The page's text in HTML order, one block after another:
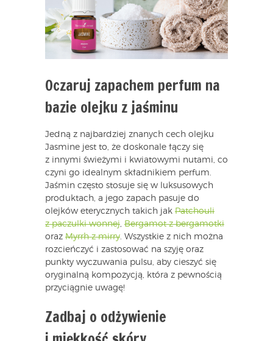
Oczaruj zapachem perfum na
bazie olejku z jaśminu
Jedną z najbardziej znanych cech olejku
Jasmine jest to, że doskonale łączy się
z innymi świeżymi i kwiatowymi nutami, co
czyni go idealnym składnikiem perfum.
Jaśmin często stosuje się w luksusowych
produktach, a jego zapach pasuje do
olejków eterycznych takich jak Patchouli
z paczulki wonnej, Bergamot z bergamotki
oraz Myrrh z mirry. Wszystkie z nich można
rozcieńczyć i zastosować na szyję oraz
punkty wyczuwania pulsu, aby cieszyć się
oryginalną kompozycją, która z pewnością
przyciągnie uwagę!
Zadbaj o odżywienie